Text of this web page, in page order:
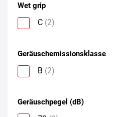
Wet grip
C (2)
Geräuschemissionsklasse
B (2)
Geräuschpegel (dB)